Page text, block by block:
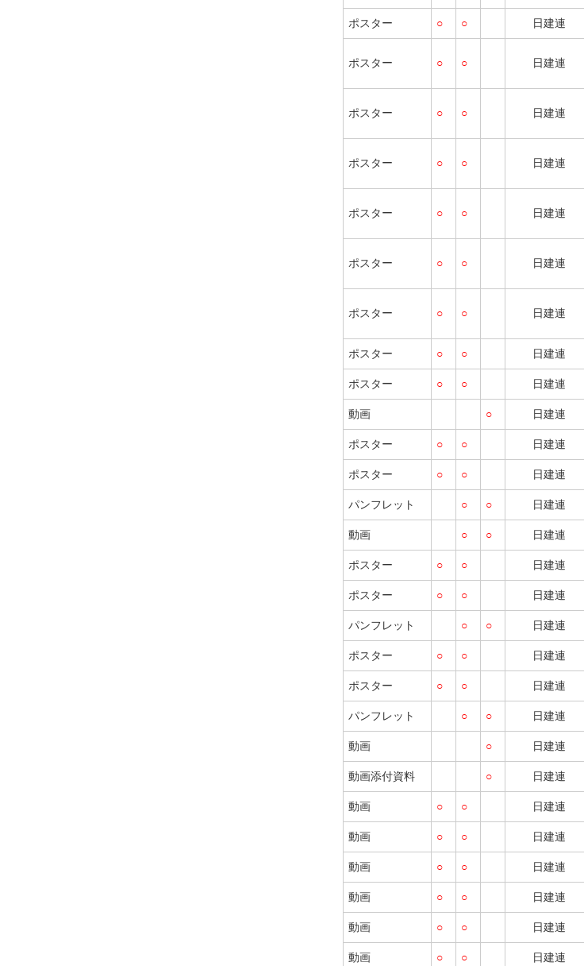
ポスター ○ ○ 日建連
ポスター ○ ○ 日建連
ポスター ○ ○ 日建連
ポスター ○ ○ 日建連
ポスター ○ ○ 日建連
ポスター ○ ○ 日建連
ポスター ○ ○ 日建連
ポスター ○ ○ 日建連
ポスター ○ ○ 日建連
動画 ○ 日建連
ポスター ○ ○ 日建連
ポスター ○ ○ 日建連
パンフレット ○ ○ 日建連
動画 ○ ○ 日建連
ポスター ○ ○ 日建連
ポスター ○ ○ 日建連
パンフレット ○ ○ 日建連
ポスター ○ ○ 日建連
ポスター ○ ○ 日建連
パンフレット ○ ○ 日建連
動画 ○ 日建連
動画添付資料 ○ 日建連
動画 ○ ○ 日建連
動画 ○ ○ 日建連
動画 ○ ○ 日建連
動画 ○ ○ 日建連
動画 ○ ○ 日建連
動画 ○ ○ 日建連